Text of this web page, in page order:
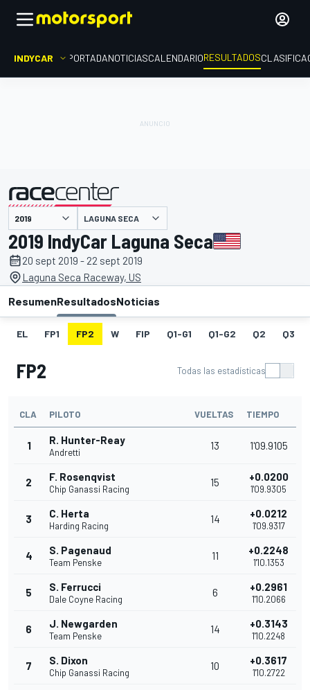
INDYCAR PORTADANOTICIASCALENDARIORESULTADOS
presentado por LAGUNA SECA
2019 IndyCar Laguna Seca
20 sept 2019 - 22 sept 2019
Laguna Seca Raceway, US
ResumenResultadosNoticias
EL FP1 FP2 W FIP Q1-G1 Q1-G2 Q2 Q3
FP2 Todas las estadísticas
CLA PILOTO VUELTAS TIEMPO
1 R. Hunter-Reay
Andretti
13 1'09.9105
2 F. Rosenqvist
Chip Ganassi Racing
15 +0.0200
1'09.9305
3 C. Herta
Harding Racing
14 +0.0212
1'09.9317
4 S. Pagenaud
Team Penske
11 +0.2248
1'10.1353
5 S. Ferrucci
Dale Coyne Racing
6 +0.2961
1'10.2066
6 J. Newgarden
Team Penske
14 +0.3143
1'10.2248
7 S. Dixon
Chip Ganassi Racing
10 +0.3617
1'10.2722